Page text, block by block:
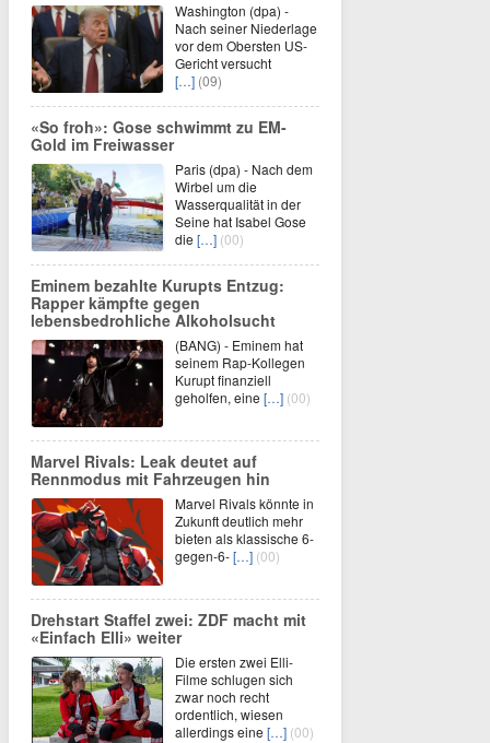
Washington (dpa) -
Nach seiner Niederlage
vor dem Obersten US-
Gericht versucht
[…] (09)
«So froh»: Gose schwimmt zu EM-
Gold im Freiwasser
Paris (dpa) - Nach dem
Wirbel um die
Wasserqualität in der
Seine hat Isabel Gose
die […] (00)
Eminem bezahlte Kurupts Entzug:
Rapper kämpfte gegen
lebensbedrohliche Alkoholsucht
(BANG) - Eminem hat
seinem Rap-Kollegen
Kurupt finanziell
geholfen, eine […] (00)
Marvel Rivals: Leak deutet auf
Rennmodus mit Fahrzeugen hin
Marvel Rivals könnte in
Zukunft deutlich mehr
bieten als klassische 6-
gegen-6-[…] (00)
Drehstart Staffel zwei: ZDF macht mit
«Einfach Elli» weiter
Die ersten zwei Elli-
Filme schlugen sich
zwar noch recht
ordentlich, wiesen
allerdings eine […] (00)